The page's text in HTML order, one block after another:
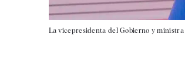
La vicepresidenta del Gobierno y